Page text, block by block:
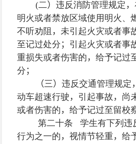
(二） 违反消防管理规定 ，
明火或者禁放区域使用明火、
不听劝阻 ，未引起火灾或者事
至记过处分 ； 引起火灾或者事
重损失或者伤害的 ，给予记过
分 ；
（三） 违反交通管理规定 ，
动车超速行驶 ， 引起事故 ， 尚
或者伤害的 ，给予记过至留校
第二十条 学生有下列违
行为之一的 ，视情节轻重 ，给